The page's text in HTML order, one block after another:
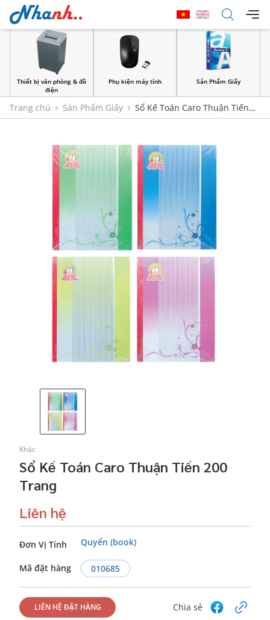
Thiết bị văn phòng & đồ
điện
Phụ kiện máy tính Sản Phẩm Giấy
Trang chủ Sản Phẩm Giấy
Sổ Kế Toán Caro Thuận Tiến
200 Trang
Khác
Sổ Kế Toán Caro Thuận Tiến 200
Trang
Liên hệ
Đơn Vị Tính Quyển (book)
Mã đặt hàng 010685
LIÊN HỆ ĐẶT HÀNG Chia sẻ